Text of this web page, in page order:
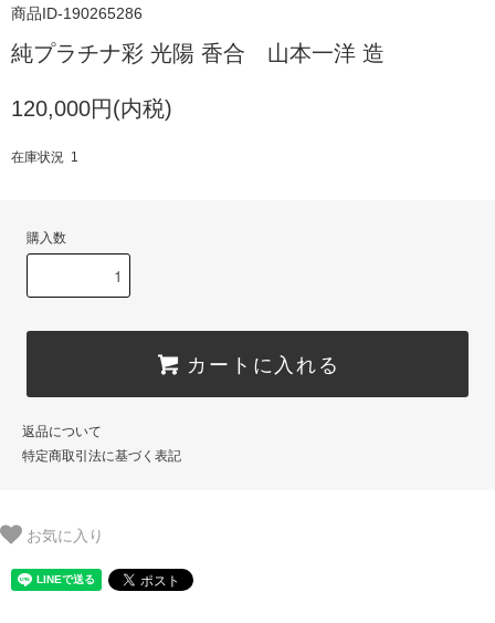
商品ID-190265286
純プラチナ彩 光陽 香合 山本一洋 造
120,000円(内税)
在庫状況 1
購入数
カートに入れる
返品について
特定商取引法に基づく表記
お気に入り